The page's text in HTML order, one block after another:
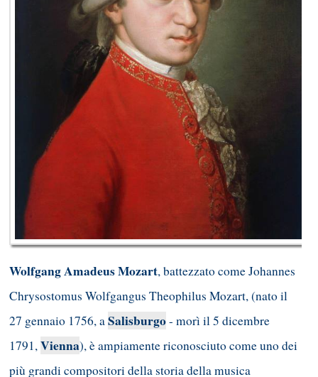
Wolfgang Amadeus Mozart, battezzato come Johannes
Chrysostomus Wolfgangus Theophilus Mozart, (nato il
27 gennaio 1756, aSalisburgo- morì il 5 dicembre
1791,Vienna), è ampiamente riconosciuto come uno dei
più grandi compositori della storia della musica